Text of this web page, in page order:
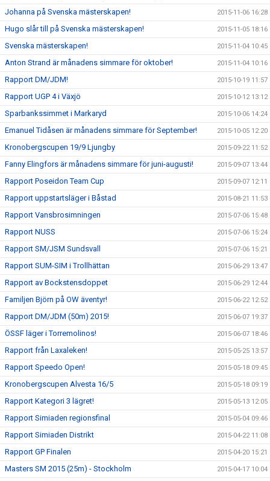
Johanna på Svenska mästerskapen! 2015-11-06 16:28
Hugo slår till på Svenska mästerskapen! 2015-11-05 18:16
Svenska mästerskapen! 2015-11-04 10:45
Anton Strand är månadens simmare för oktober! 2015-11-04 10:16
Rapport DM/JDM! 2015-10-19 11:57
Rapport UGP 4 i Växjö 2015-10-12 13:12
Sparbankssimmet i Markaryd 2015-10-06 14:24
Emanuel Tidåsen är månadens simmare för September! 2015-10-05 12:20
Kronobergscupen 19/9 Ljungby 2015-09-22 11:52
Fanny Elingfors är månadens simmare för juni-augusti! 2015-09-07 13:44
Rapport Poseidon Team Cup 2015-09-07 12:11
Rapport uppstartsläger i Båstad 2015-08-21 11:53
Rapport Vansbrosimningen 2015-07-06 15:48
Rapport NUSS 2015-07-06 15:24
Rapport SM/JSM Sundsvall 2015-07-06 15:21
Rapport SUM-SIM i Trollhättan 2015-06-29 13:47
Rapport av Bockstensdoppet 2015-06-29 12:44
Familjen Björn på OW äventyr! 2015-06-22 12:52
Rapport DM/JDM (50m) 2015! 2015-06-07 19:37
ÖSSF läger i Torremolinos! 2015-06-07 18:46
Rapport från Laxaleken! 2015-05-25 13:57
Rapport Speedo Open! 2015-05-18 09:45
Kronobergscupen Alvesta 16/5 2015-05-18 09:19
Rapport Kategori 3 lägret! 2015-05-13 12:05
Rapport Simiaden regionsfinal 2015-05-04 09:46
Rapport Simiaden Distrikt 2015-04-22 11:08
Rapport GP Finalen 2015-04-20 15:21
Masters SM 2015 (25m) - Stockholm 2015-04-17 10:04